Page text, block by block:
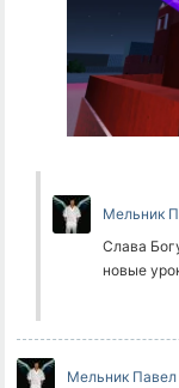
Мельник
Слава
новые
Мельник Павел